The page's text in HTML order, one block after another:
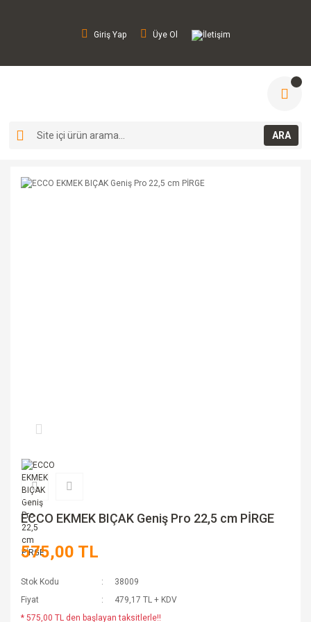
Giriş Yap Üye Ol İletişim
ARA
ECCO EKMEK BIÇAK Geniş Pro 22,5 cm PİRGE
575,00 TL
Stok Kodu
38009
Fiyat
479,17 TL + KDV
* 575,00 TL den başlayan taksitlerle!!